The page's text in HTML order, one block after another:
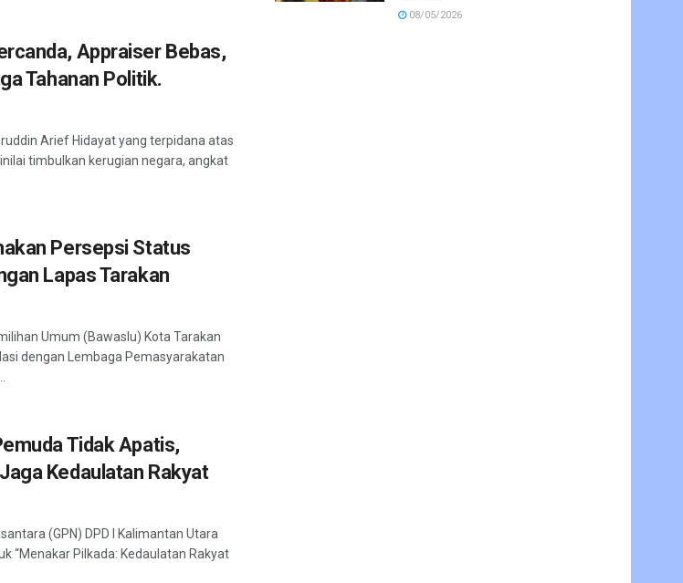
Appraiser Bebas,
Tahanan Politik.
Arief Hidayat yang terpidana atas
timbulkan kerugian negara, angkat
Persepsi Status
Lapas Tarakan
Umum (Bawaslu) Kota Tarakan
dengan Lembaga Pemasyarakatan
Tidak Apatis,
Kedaulatan Rakyat
(GPN) DPD I Kalimantan Utara
“Menakar Pilkada: Kedaulatan Rakyat
08/05/2026